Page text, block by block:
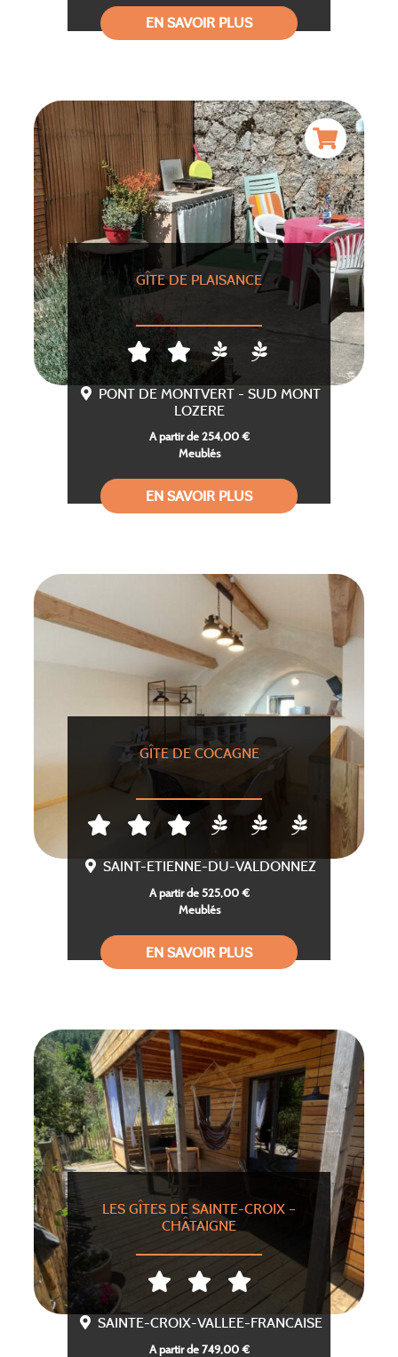
EN SAVOIR PLUS
GÎTE DE PLAISANCE
PONT DE MONTVERT - SUD MONT
LOZERE
A partir de 254,00 €
Meublés
EN SAVOIR PLUS
GÎTE DE COCAGNE
SAINT-ETIENNE-DU-VALDONNEZ
A partir de 525,00 €
Meublés
EN SAVOIR PLUS
LES GÎTES DE SAINTE-CROIX –
CHÂTAIGNE
SAINTE-CROIX-VALLEE-FRANCAISE
A partir de 749,00 €